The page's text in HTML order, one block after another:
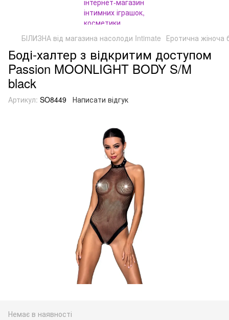
БІЛИЗНА від магазина насолоди Intimate Еротична жіноча
Боді-халтер з відкритим доступом
Passion MOONLIGHT BODY S/M
black
Артикул: SO8449 Написати відгук
Немає в наявності